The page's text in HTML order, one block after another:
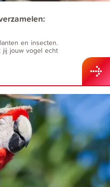
en insecten.
jij jouw vogel echt